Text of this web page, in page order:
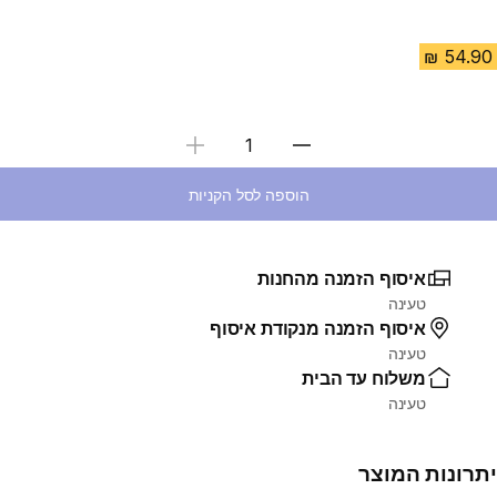
בחירת כמות
הוספה לסל הקניות
איסוף הזמנה מהחנות
טעינה
איסוף הזמנה מנקודת איסוף
טעינה
משלוח עד הבית
טעינה
יתרונות המוצר